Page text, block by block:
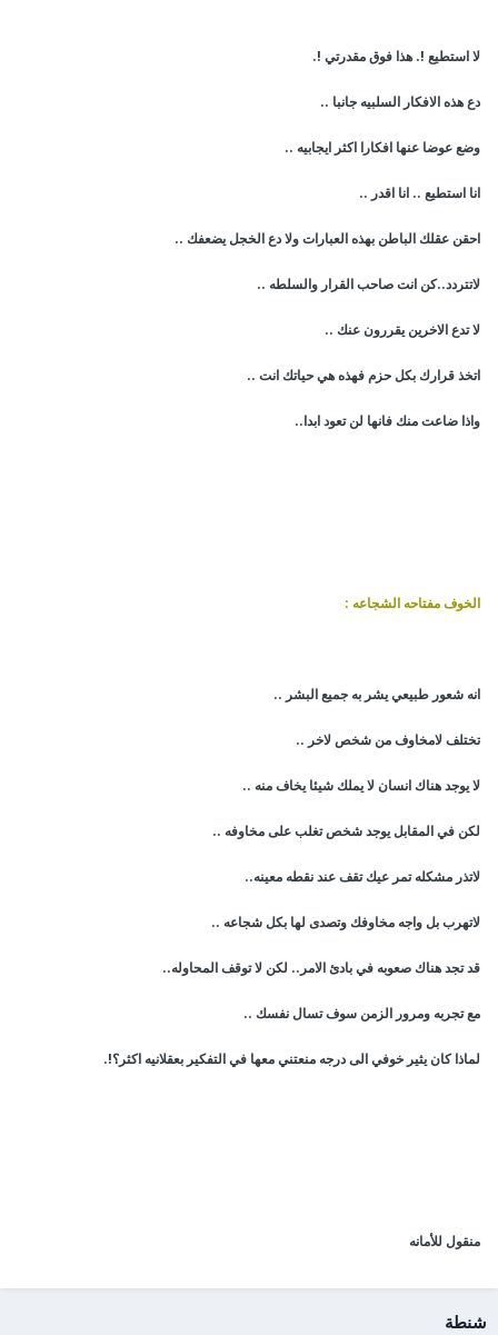
لا استطيع !. هذا فوق مقدرتي !.
دع هذه الافكار السلبيه جانبا ..
وضع عوضا عنها افكارا اكثر ايجابيه ..
انا استطيع .. انا اقدر ..
احقن عقلك الباطن بهذه العبارات ولا دع الخجل يضعفك ..
لاتتردد..كن انت صاحب القرار والسلطه ..
لا تدع الاخرين يقررون عنك ..
اتخذ قرارك بكل حزم فهذه هي حياتك انت ..
واذا ضاعت منك فانها لن تعود ابدا..
الخوف مفتاحه الشجاعه :
انه شعور طبيعي يشر به جميع البشر ..
تختلف لامخاوف من شخص لاخر ..
لا يوجد هناك انسان لا يملك شيئا يخاف منه ..
لكن في المقابل يوجد شخص تغلب على مخاوفه ..
لاتذر مشكله تمر عيك تقف عند نقطه معينه..
لاتهرب بل واجه مخاوفك وتصدى لها بكل شجاعه ..
قد تجد هناك صعوبه في بادئ الامر.. لكن لا توقف المحاوله..
مع تجربه ومرور الزمن سوف تسال نفسك ..
لماذا كان يثير خوفي الى درجه منعتني معها في التفكير بعقلانيه اكثر؟!.
منقول للأمانه
شنطة